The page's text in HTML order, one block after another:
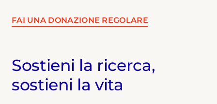
FAI UNA DONAZIONE REGOLARE
Sostieni la ricerca,
sostieni la vita